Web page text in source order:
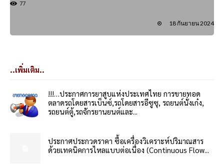
77
18 กันยายน 2024
..เพิ่มเติม..
!!!…ประกาศการยาสูบแห่งประเทศไทย การขายทอด
ตลาดรถโดยสารเบ็นซ์,รถโดยสารอีซูซุ, รถยนต์นั่งเก๋ง,
รถยนต์ตู้,รถจักรยานยนต์และ...
ประกาศประกวดราคา ซื้อเครื่องวิเคราะห์ปริมาณสาร
ด้วยเทคนิคการไหลแบบต่อเนื่อง (Continuous Flow...